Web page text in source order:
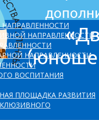
НАПРАВЛЕННОСТИ
НАПРАВЛЕННОСТИ
ВОСПИТАНИЯ
ПЛОЩАДКА РАЗВИТИЯ